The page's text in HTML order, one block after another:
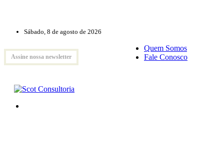
Sábado, 8 de agosto de 2026
Assine nossa newsletter
Quem Somos
Fale Conosco